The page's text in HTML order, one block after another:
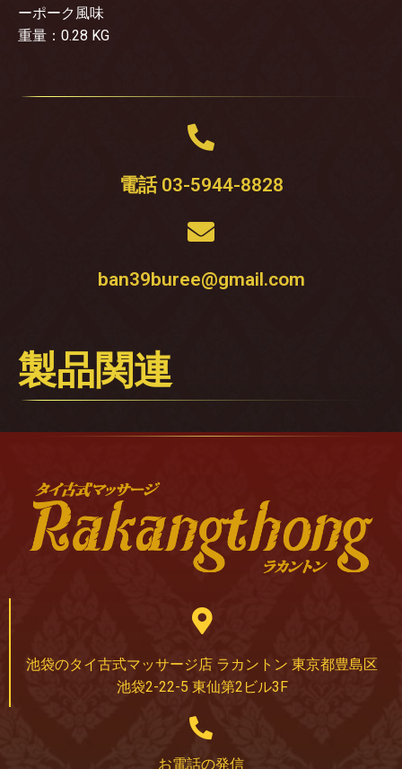
ーポーク風味
重量：0.28 KG
電話 03-5944-8828
ban39buree@gmail.com
製品関連
池袋のタイ古式マッサージ店 ラカントン 東京都豊島区
池袋2-22-5 東仙第2ビル3F
お電話の発信